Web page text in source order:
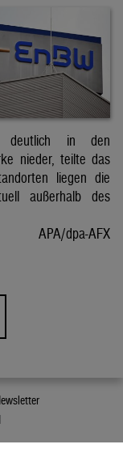
deutlich in den
nieder, teilte das
liegen die
außerhalb des
APA/dpa-AFX